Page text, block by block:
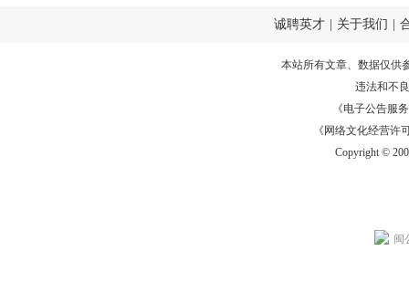
诚聘英才 关于我们
本站所有文章、数据仅供
违法和不
《电子公告服务
《网络文化经营许
Copyright ©
闽